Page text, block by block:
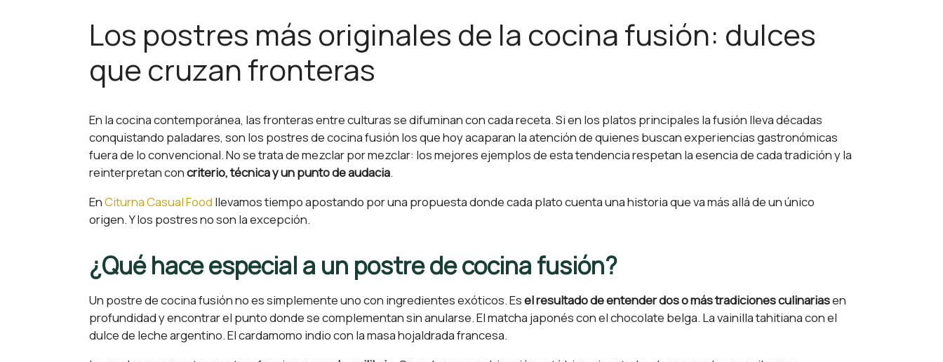
Los postres más originales de la cocina fusión: dulces
que cruzan fronteras
En la cocina contemporánea, las fronteras entre culturas se difuminan con cada receta. Si en los platos principales la fusión lleva décadas
conquistando paladares, son los postres de cocina fusión los que hoy acaparan la atención de quienes buscan experiencias gastronómicas
fuera de lo convencional. No se trata de mezclar por mezclar: los mejores ejemplos de esta tendencia respetan la esencia de cada tradición y la
reinterpretan concriterio, técnica y un punto de audacia.
EnCiturna Casual Food llevamos tiempo apostando por una propuesta donde cada plato cuenta una historia que va más allá de un único
origen. Y los postres no son la excepción.
¿Qué hace especial a un postre de cocina fusión?
Un postre de cocina fusión no es simplemente uno con ingredientes exóticos. Esel resultado de entender dos o más tradiciones culinariasen
profundidad y encontrar el punto donde se complementan sin anularse. El matcha japonés con el chocolate belga. La vainilla tahitiana con el
dulce de leche argentino. El cardamomo indio con la masa hojaldrada francesa.